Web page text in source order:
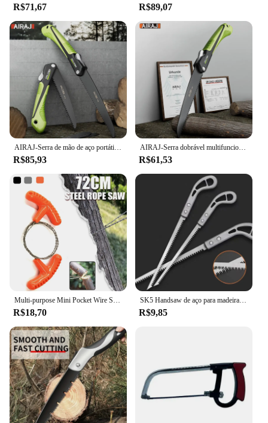
R$71,67 R$89,07
AIRAJ-Serra de mão de aço portátil, estendida, multifuncional, carpintaria, árvore ao ar livre e camping, 1pc
R$85,93
AIRAJ-Serra dobrável multifuncional, Aço, Afiado, Resistente ao desgaste, Portátil, Doméstico, Manual, Carpintaria, SK7
R$61,53
Multi-purpose Mini Pocket Wire Saw, aço inoxidável, laranja, acampamento ao ar livre, ferramentas de engrenagem de sobrevivência de emergência, alta qualidade
R$18,70
SK5 Handsaw de aço para madeira, Serra multifunções, Garden Saw Tools, Conveniente para dobra do painel de parede, 340mm
R$9,85